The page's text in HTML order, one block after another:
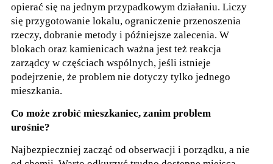
opierać się na jednym przypadkowym działaniu. Liczy
się przygotowanie lokalu, ograniczenie przenoszenia
rzeczy, dobranie metody i późniejsze zalecenia. W
blokach oraz kamienicach ważna jest też reakcja
zarządcy w częściach wspólnych, jeśli istnieje
podejrzenie, że problem nie dotyczy tylko jednego
mieszkania.
Co może zrobić mieszkaniec, zanim problem
urośnie?
Najbezpieczniej zacząć od obserwacji i porządku, a nie